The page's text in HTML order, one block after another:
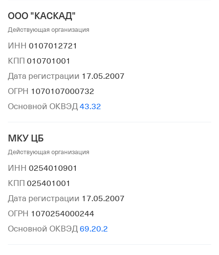
ООО "КАСКАД"
Действующая организация
ИНН 0107012721
КПП 010701001
Дата регистрации 17.05.2007
ОГРН 1070107000732
Основной ОКВЭД 43.32
МКУ ЦБ
Действующая организация
ИНН 0254010901
КПП 025401001
Дата регистрации 17.05.2007
ОГРН 1070254000244
Основной ОКВЭД 69.20.2